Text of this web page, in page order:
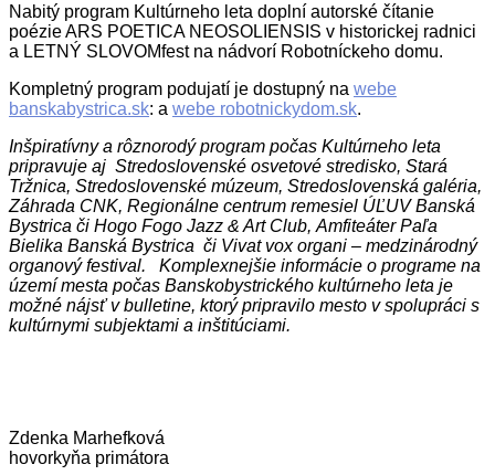
Nabitý program Kultúrneho leta doplní autorské čítanie
poézie ARS POETICA NEOSOLIENSIS v historickej radnici
a LETNÝ SLOVOMfest na nádvorí Robotníckeho domu.
Kompletný program podujatí je dostupný na webe
banskabystrica.sk: a webe robotnickydom.sk.
Inšpiratívny a rôznorodý program počas Kultúrneho leta
pripravuje aj Stredoslovenské osvetové stredisko, Stará
Tržnica, Stredoslovenské múzeum, Stredoslovenská galéria,
Záhrada CNK, Regionálne centrum remesiel ÚĽUV Banská
Bystrica či Hogo Fogo Jazz & Art Club, Amfiteáter Paľa
Bielika Banská Bystrica či Vivat vox organi – medzinárodný
organový festival. Komplexnejšie informácie o programe na
území mesta počas Banskobystrického kultúrneho leta je
možné nájsť v bulletine, ktorý pripravilo mesto v spolupráci s
kultúrnymi subjektami a inštitúciami.
Zdenka Marhefková
hovorkyňa primátora